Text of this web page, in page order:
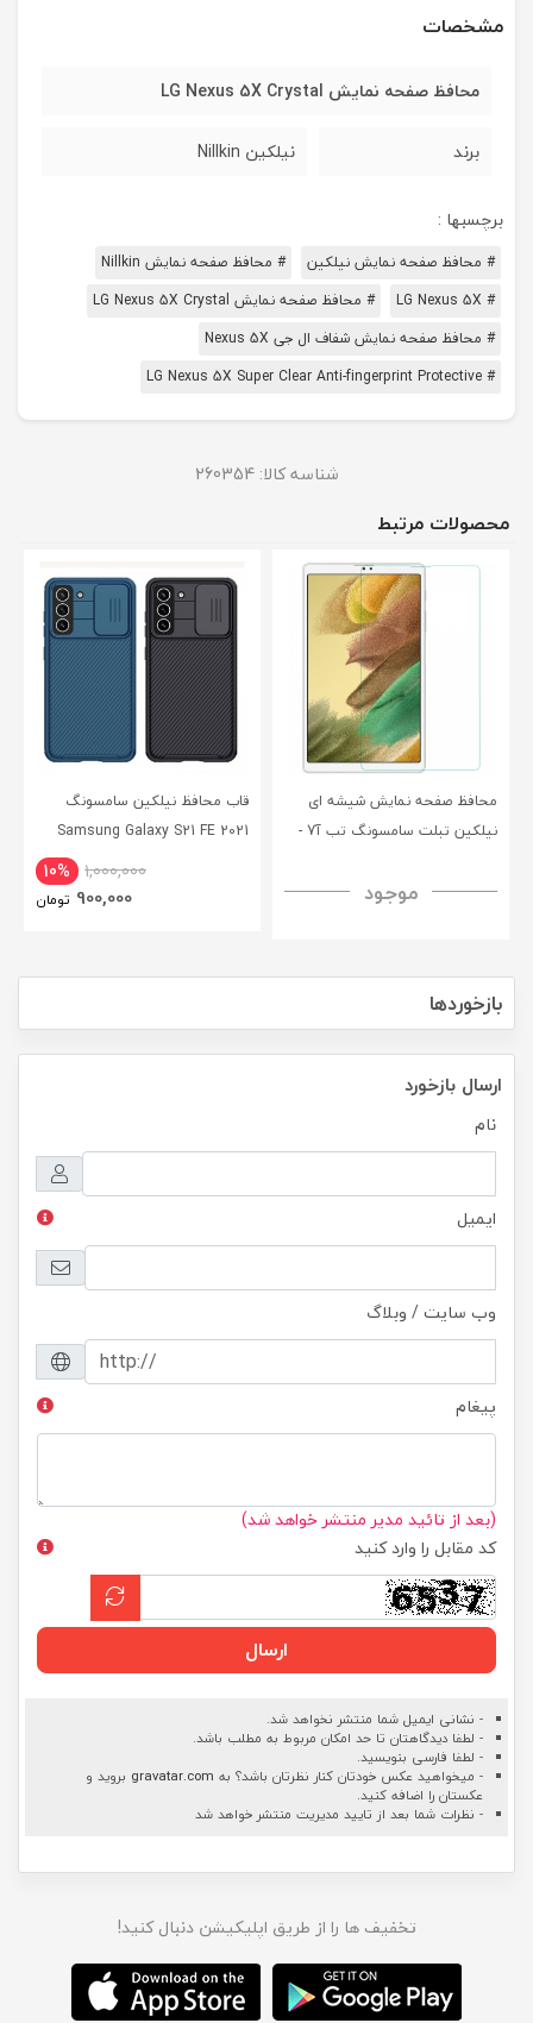
مشخصات
محافظ صفحه نمایش LG Nexus 5X Crystal
برند نیلکین Nillkin
برچسبها :
# محافظ صفحه نمایش نیلکین
# محافظ صفحه نمایش Nillkin
# LG Nexus 5X
# محافظ صفحه نمایش LG Nexus 5X Crystal
# محافظ صفحه نمایش شفاف ال جی Nexus 5X
# LG Nexus 5X Super Clear Anti-fingerprint Protective
شناسه کالا: 260354
محصولات مرتبط
محافظ صفحه نمایش شیشه ای
نیلکین تبلت سامسونگ تب آ7 -
H+ Anti-explosion Tempered
موجود
قاب محافظ نیلکین سامسونگ
Samsung Galaxy S21 FE 2021
10% 1,000,000
900,000 تومان
بازخوردها
ارسال بازخورد
نام
ایمیل
وب سایت / وبلاگ
پیغام
(بعد از تائید مدیر منتشر خواهد شد)
کد مقابل را وارد کنید
ارسال
- نشانی ایمیل شما منتشر نخواهد شد.
- لطفا دیدگاهتان تا حد امکان مربوط به مطلب باشد.
- لطفا فارسی بنویسید.
- میخواهید عکس خودتان کنار نظرتان باشد؟ به gravatar.com بروید و
عکستان را اضافه کنید.
- نظرات شما بعد از تایید مدیریت منتشر خواهد شد
تخفیف ها را از طریق اپلیکیشن دنبال کنید!